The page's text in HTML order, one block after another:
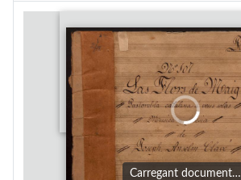
Carregant document…